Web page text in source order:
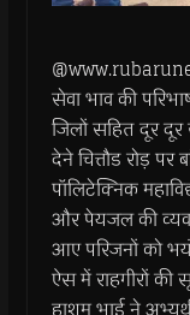
सेवा भाव की
जिलों सहित दूर दूर
देने चित्तौड रोड़ पर
पॉलिटेक्निक
और पेयजल की
आए परिजनों को
ऐस में राहगीरों की